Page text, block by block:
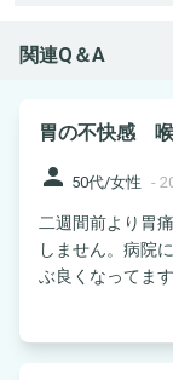
関連Q＆A
胃の不快感
person 50代/女性 -
二週間前より胃
しません。病院
ぶ良くなってま